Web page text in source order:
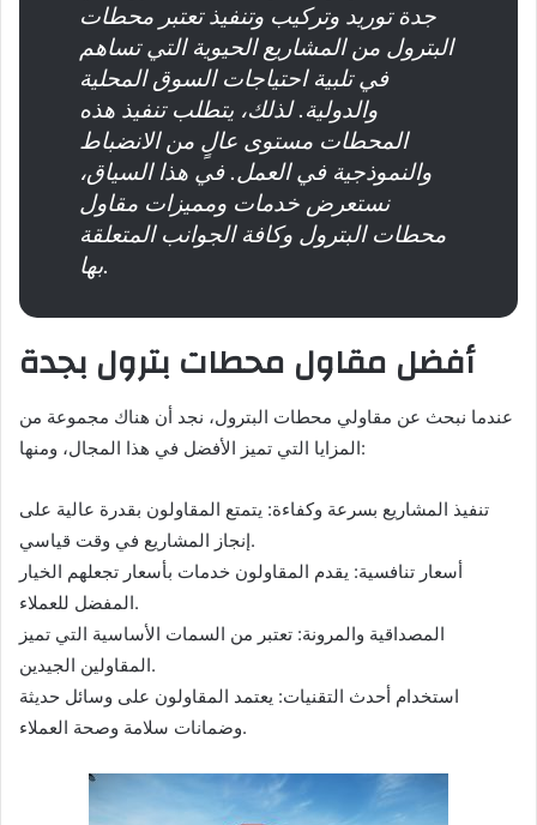
جدة توريد وتركيب وتنفيذ تعتبر محطات
البترول من المشاريع الحيوية التي تساهم
في تلبية احتياجات السوق المحلية
والدولية. لذلك، يتطلب تنفيذ هذه
المحطات مستوى عالٍ من الانضباط
والنموذجية في العمل. في هذا السياق،
نستعرض خدمات ومميزات مقاول
محطات البترول وكافة الجوانب المتعلقة
بها.
أفضل مقاول محطات بترول بجدة
عندما نبحث عن مقاولي محطات البترول، نجد أن هناك مجموعة من
المزايا التي تميز الأفضل في هذا المجال، ومنها:
تنفيذ المشاريع بسرعة وكفاءة: يتمتع المقاولون بقدرة عالية على
إنجاز المشاريع في وقت قياسي.
أسعار تنافسية: يقدم المقاولون خدمات بأسعار تجعلهم الخيار
المفضل للعملاء.
المصداقية والمرونة: تعتبر من السمات الأساسية التي تميز
المقاولين الجيدين.
استخدام أحدث التقنيات: يعتمد المقاولون على وسائل حديثة
وضمانات سلامة وصحة العملاء.